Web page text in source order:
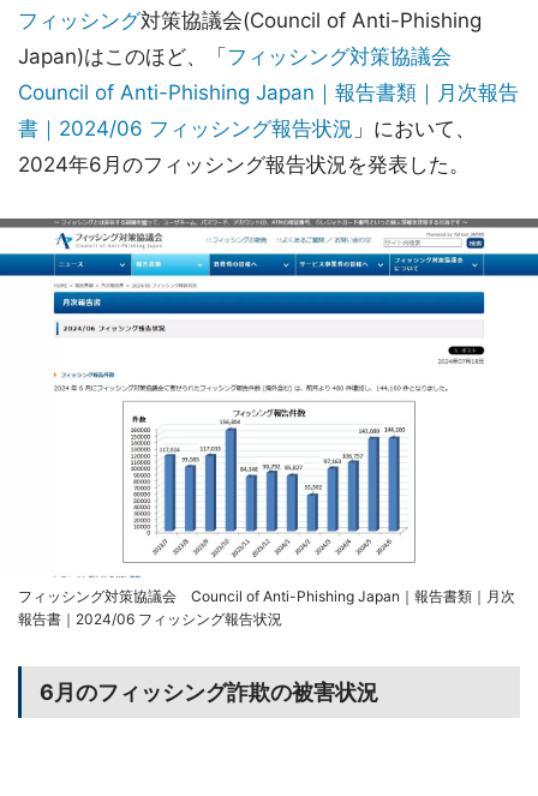
フィッシング対策協議会(Council of Anti-Phishing
Japan)はこのほど、「 フィッシング対策協議会
Council of Anti-Phishing Japan｜報告書類｜月次報告
書｜2024/06 フィッシング報告状況 」において、
2024年6月のフィッシング報告状況を発表した。
フィッシング対策協議会 Council of Anti-Phishing Japan｜報告書類｜月次
報告書｜2024/06 フィッシング報告状況
6月のフィッシング詐欺の被害状況